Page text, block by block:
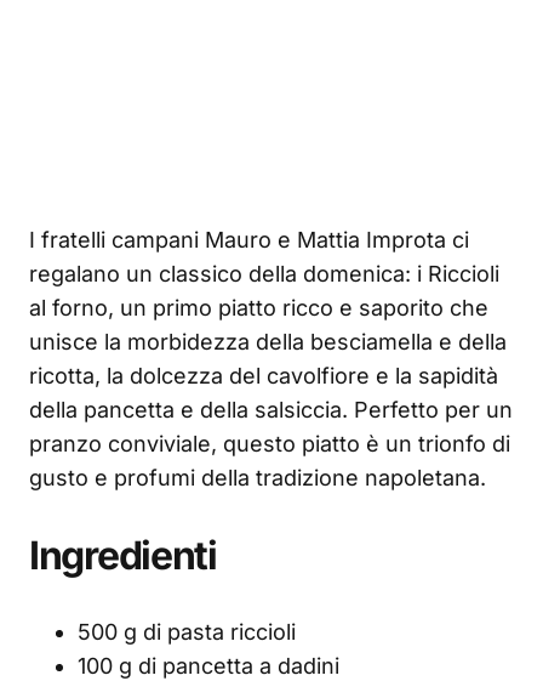
I fratelli campani Mauro e Mattia Improta ci
regalano un classico della domenica: i Riccioli
al forno, un primo piatto ricco e saporito che
unisce la morbidezza della besciamella e della
ricotta, la dolcezza del cavolfiore e la sapidità
della pancetta e della salsiccia. Perfetto per un
pranzo conviviale, questo piatto è un trionfo di
gusto e profumi della tradizione napoletana.
Ingredienti
500 g di pasta riccioli
100 g di pancetta a dadini